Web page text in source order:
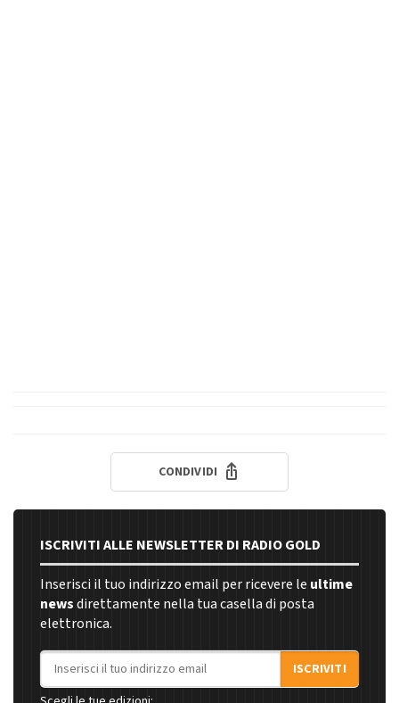
CONDIVIDI
ISCRIVITI ALLE NEWSLETTER DI RADIO GOLD
Inserisci il tuo indirizzo email per ricevere le ultime
newsdirettamente nella tua casella di posta
elettronica.
Indirizzo email
ISCRIVITI